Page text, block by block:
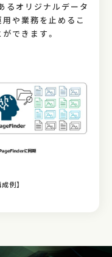
るオリジナルデータ
や業務を止めるこ
できます。
例】